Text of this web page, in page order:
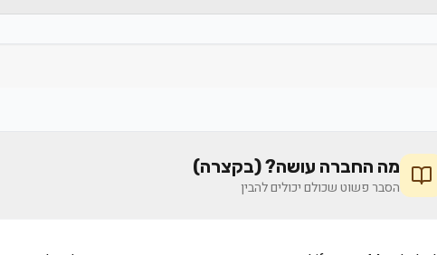
מה החברה עושה? (בקצרה)
הסבר פשוט שכולם יכולים להבין